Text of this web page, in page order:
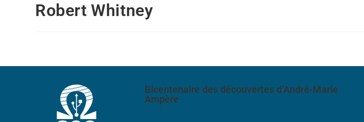
Robert Whitney
Bicentenaire des découvertes d’André-Marie
Ampère